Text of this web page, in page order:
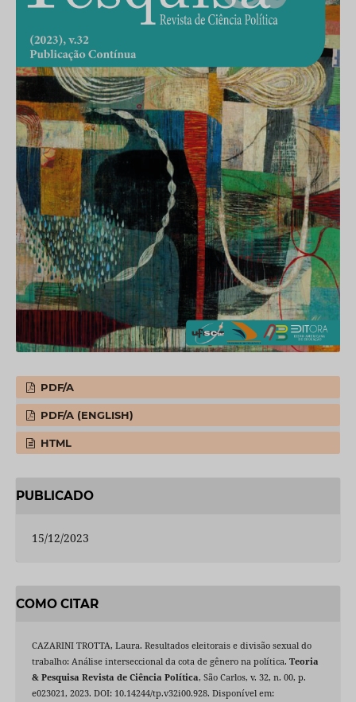
PDF/A
PDF/A (ENGLISH)
HTML
PUBLICADO
15/12/2023
COMO CITAR
CAZARINI TROTTA, Laura. Resultados eleitorais e divisão sexual do
trabalho: Análise interseccional da cota de gênero na política. Teoria
& Pesquisa Revista de Ciência Política, São Carlos, v. 32, n. 00, p.
e023021, 2023. DOI: 10.14244/tp.v32i00.928. Disponível em: